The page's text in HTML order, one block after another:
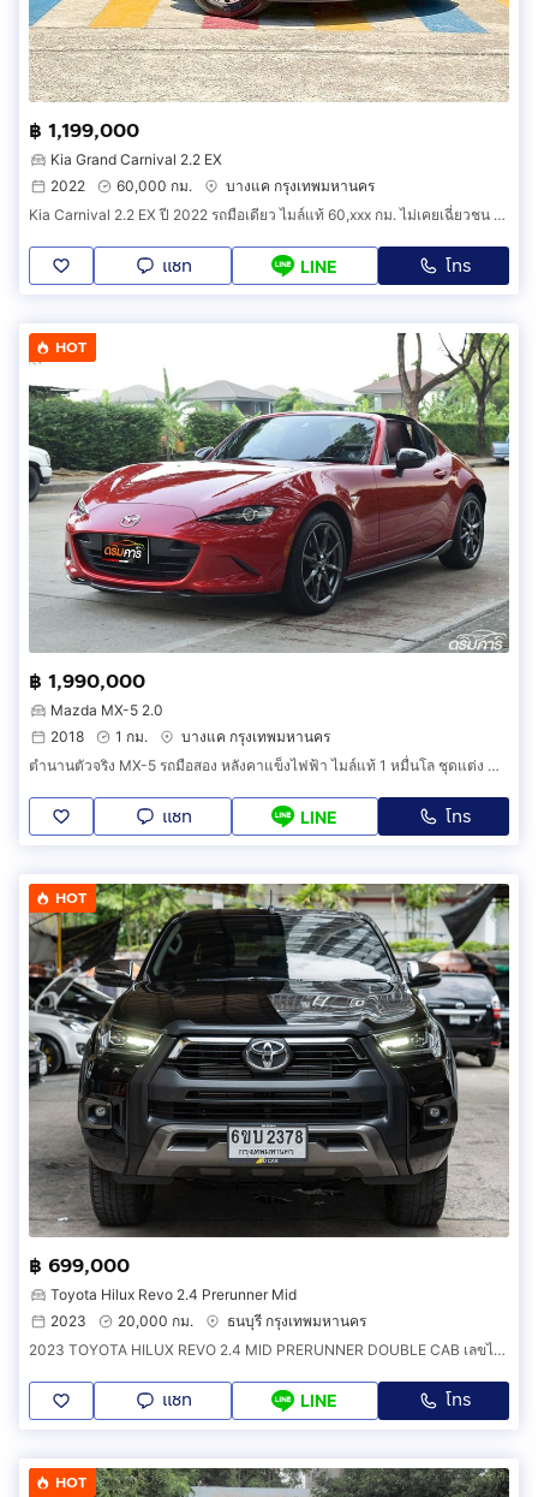
฿ 1,199,000
Kia Grand Carnival 2.2 EX
2022
60,000 กม.
บางแค กรุงเทพมหานคร
Kia Carnival 2.2 EX ปี 2022 รถมือเดียว ไมล์แท้ 60,xxx กม. ไม่เคยเฉี่ยวชน ไม่เคยทำสี สภาพใหม่มาก แม้แต่น๊อตสักตัวก็ไม่เคยไข ยังอยู่ในวารันตีศ
แชท LINE โทร
HOT
฿ 1,990,000
Mazda MX-5 2.0
2018
1 กม.
บางแค กรุงเทพมหานคร
ตำนานตัวจริง MX-5 รถมือสอง หลังคาแข็งไฟฟ้า ไมล์แท้ 1 หมื่นโล ชุดแต่ง MAZDA SPEED (รหัส DE)
แชท LINE โทร
HOT
฿ 699,000
Toyota Hilux Revo 2.4 Prerunner Mid
2023
20,000 กม.
ธนบุรี กรุงเทพมหานคร
2023 TOYOTA HILUX REVO 2.4 MID PRERUNNER DOUBLE CAB เลขไมล์20,000กิโลแท้ รถบ้าน มือเดียว สภาพใหม่มาก ไม่เคยชน
แชท LINE โทร
HOT